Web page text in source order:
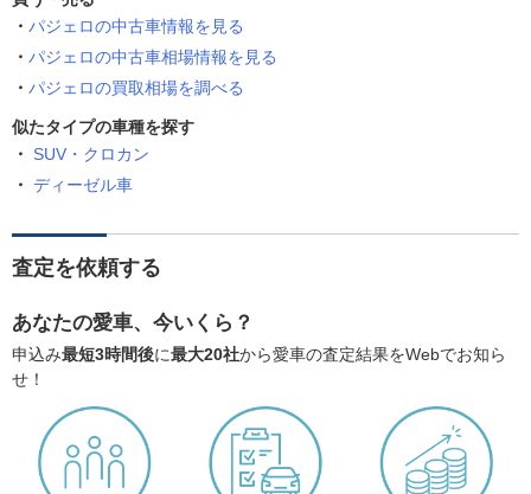
パジェロの中古車情報を見る
パジェロの中古車相場情報を見る
パジェロの買取相場を調べる
似たタイプの車種を探す
SUV・クロカン
ディーゼル車
査定を依頼する
あなたの愛車、今いくら？
申込み最短3時間後に最大20社から愛車の査定結果をWebでお知ら
せ！